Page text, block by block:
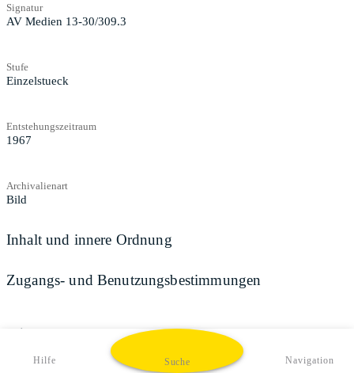
Signatur
AV Medien 13-30/309.3
Stufe
Einzelstueck
Entstehungszeitraum
1967
Archivalienart
Bild
Inhalt und innere Ordnung
Zugangs- und Benutzungsbestimmungen
Teilen
Hilfe Suche Navigation